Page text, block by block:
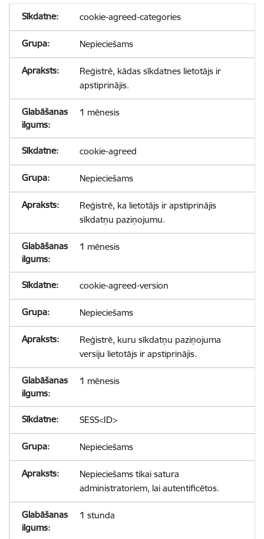
cookie-agreed-categories
Nepieciešams
Reģistrē, kādas sīkdatnes lietotājs ir
apstiprinājis.
1 mēnesis
cookie-agreed
Nepieciešams
Reģistrē, ka lietotājs ir apstiprinājis
sīkdatņu paziņojumu.
1 mēnesis
cookie-agreed-version
Nepieciešams
Reģistrē, kuru sīkdatņu paziņojuma
versiju lietotājs ir apstiprinājis.
1 mēnesis
SESS<ID>
Nepieciešams
Nepieciešams tikai satura
administratoriem, lai autentificētos.
1 stunda